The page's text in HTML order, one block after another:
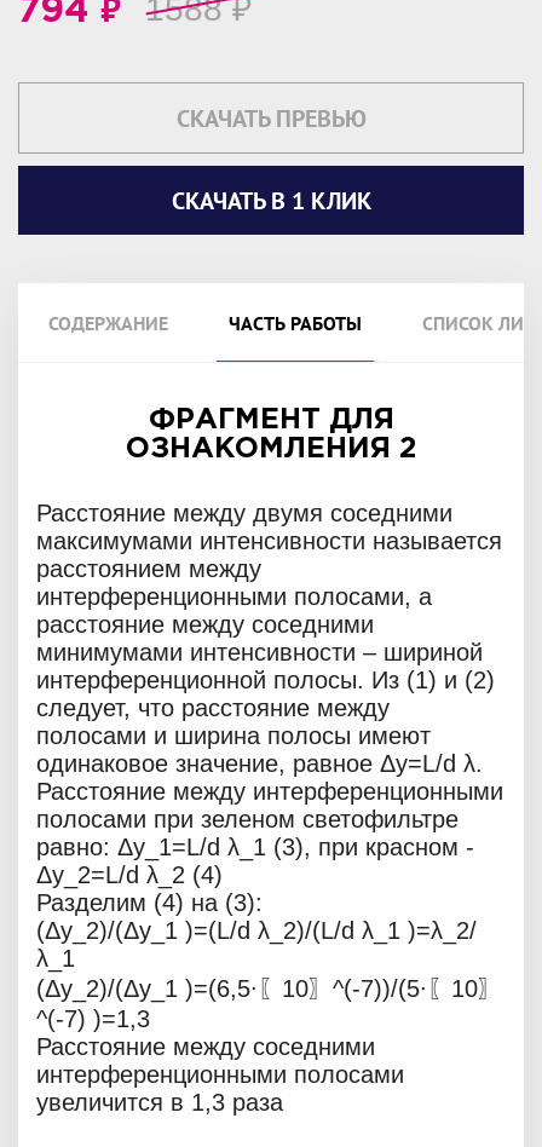
794 1588₽
СКАЧАТЬ ПРЕВЬЮ
СКАЧАТЬ В 1 КЛИК
СОДЕРЖАНИЕ ЧАСТЬ РАБОТЫ СПИСОК
ФРАГМЕНТ ДЛЯ
ОЗНАКОМЛЕНИЯ 2
Расстояние между двумя соседними
максимумами интенсивности называется
расстоянием между
интерференционными полосами, а
расстояние между соседними
минимумами интенсивности – шириной
интерференционной полосы. Из (1) и (2)
следует, что расстояние между
полосами и ширина полосы имеют
одинаковое значение, равное Δy=L/d λ.
Расстояние между интерференционными
полосами при зеленом светофильтре
равно: Δy_1=L/d λ_1 (3), при красном -
Δy_2=L/d λ_2 (4)
Разделим (4) на (3):
(Δy_2)/(Δy_1 )=(L/d λ_2)/(L/d λ_1 )=λ_2/
λ_1
(Δy_2)/(Δy_1 )=(6,5∙〖10〗^(-7))/(5∙〖10〗
^(-7) )=1,3
Расстояние между соседними
интерференционными полосами
увеличится в 1,3 раза